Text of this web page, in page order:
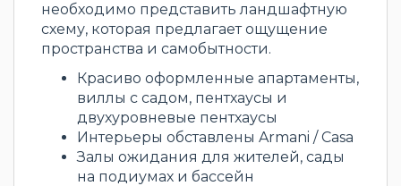
необходимо представить ландшафтную
схему, которая предлагает ощущение
пространства и самобытности.
Красиво оформленные апартаменты,
виллы с садом, пентхаусы и
двухуровневые пентхаусы
Интерьеры обставлены Armani / Casa
Залы ожидания для жителей, сады
на подиумах и бассейн